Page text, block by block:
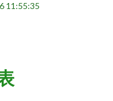
11:55:35